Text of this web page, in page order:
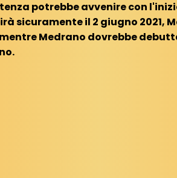
potrebbe avvenire con
sicuramente il 2 giugno 2021,
Medrano dovrebbe